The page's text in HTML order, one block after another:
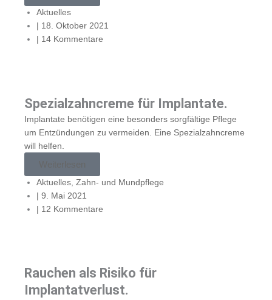
Aktuelles
18. Oktober 2021
14 Kommentare
Spezialzahncreme für Implantate.
Implantate benötigen eine besonders sorgfältige Pflege
um Entzündungen zu vermeiden. Eine Spezialzahncreme
will helfen.
Weiterlesen
Aktuelles Zahn- und Mundpflege
| 9. Mai 2021
| 12 Kommentare
Rauchen als Risiko für
Implantatverlust.